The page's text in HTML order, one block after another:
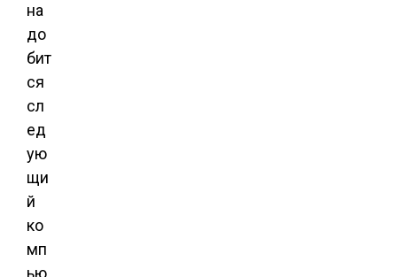
на
до
бит
ся
сл
ед
ую
щи
й
ко
мп
ью